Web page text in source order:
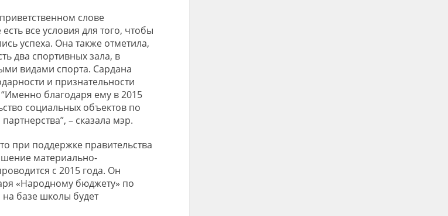
слове
все условия для того, чтобы
успеха. Она также отметила,
два спортивных зала, в
видами спорта. Сардана
и признательности
благодаря ему в 2015
социальных объектов по
– сказала мэр.
при поддержке правительства
материально-
с 2015 года. Он
«Народному бюджету» по
базе школы будет